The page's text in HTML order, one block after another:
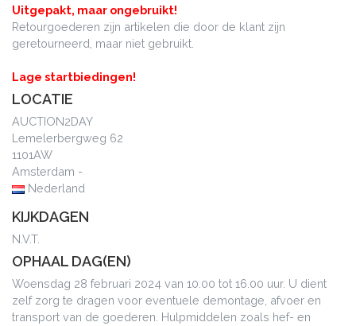
Uitgepakt, maar ongebruikt!
Retourgoederen zijn artikelen die door de klant zijn
geretourneerd, maar niet gebruikt.
Lage startbiedingen!
LOCATIE
AUCTION2DAY
Lemelerbergweg 62
1101AW
Amsterdam -
Nederland
KIJKDAGEN
N.V.T.
OPHAAL DAG(EN)
Woensdag 28 februari 2024 van 10.00 tot 16.00 uur. U dient
zelf zorg te dragen voor eventuele demontage, afvoer en
transport van de goederen. Hulpmiddelen zoals hef- en